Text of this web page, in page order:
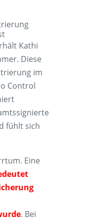
Kathi
Diese
im
Control
fühlt sich
Eine
. Bei